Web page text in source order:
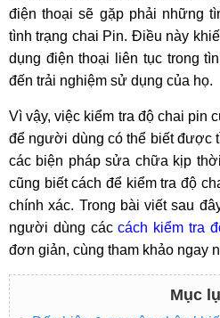
điện thoại sẽ gặp phải những
tình trạng chai Pin. Điều này
dụng điện thoại liên tục trong
đến trải nghiệm sử dụng của họ.
Vì vậy, việc kiểm tra độ chai pin
để người dùng có thể biết được
các biện pháp sửa chữa kịp
cũng biết cách để kiểm tra độ
chính xác. Trong bài viết sau
người dùng cáccách kiểm tra
đơn giản, cùng tham khảo ngay
Mục